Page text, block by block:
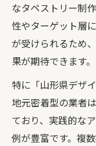
なタペストリー制
性やターゲット層
が受けられるため
果が期待できます。
特に「山形県デザ
地元密着型の業者
ており、実践的な
例が豊富です。複